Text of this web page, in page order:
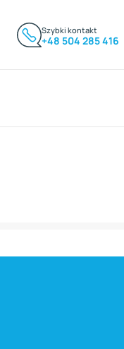
Szybki kontakt
+48 504 285 416